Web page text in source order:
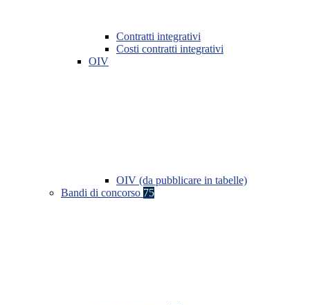
Contratti integrativi
Costi contratti integrativi
OIV
OIV (da pubblicare in tabelle)
Bandi di concorso 75